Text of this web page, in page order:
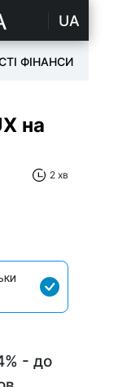
UA
ФІНАНСИ
на
2 хв
- до